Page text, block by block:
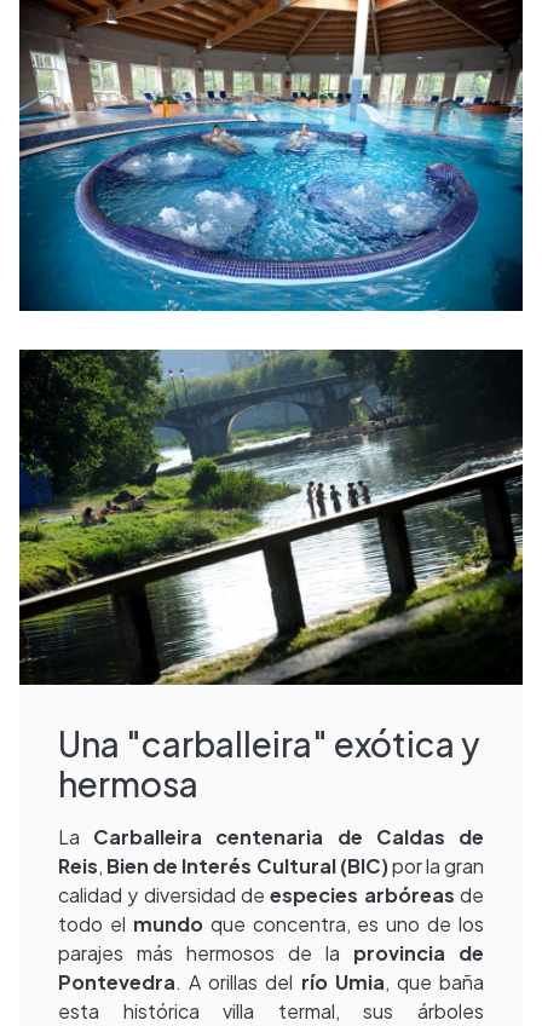
Una "carballeira" exótica y
hermosa
La Carballeira centenaria de Caldas de
Reis, Bien de Interés Cultural (BIC)por la gran
calidad y diversidad deespecies arbóreas de
todo el mundo que concentra, es uno de los
parajes más hermosos de la provincia de
Pontevedra. A orillas del río Umia, que baña
esta histórica villa termal, sus árboles